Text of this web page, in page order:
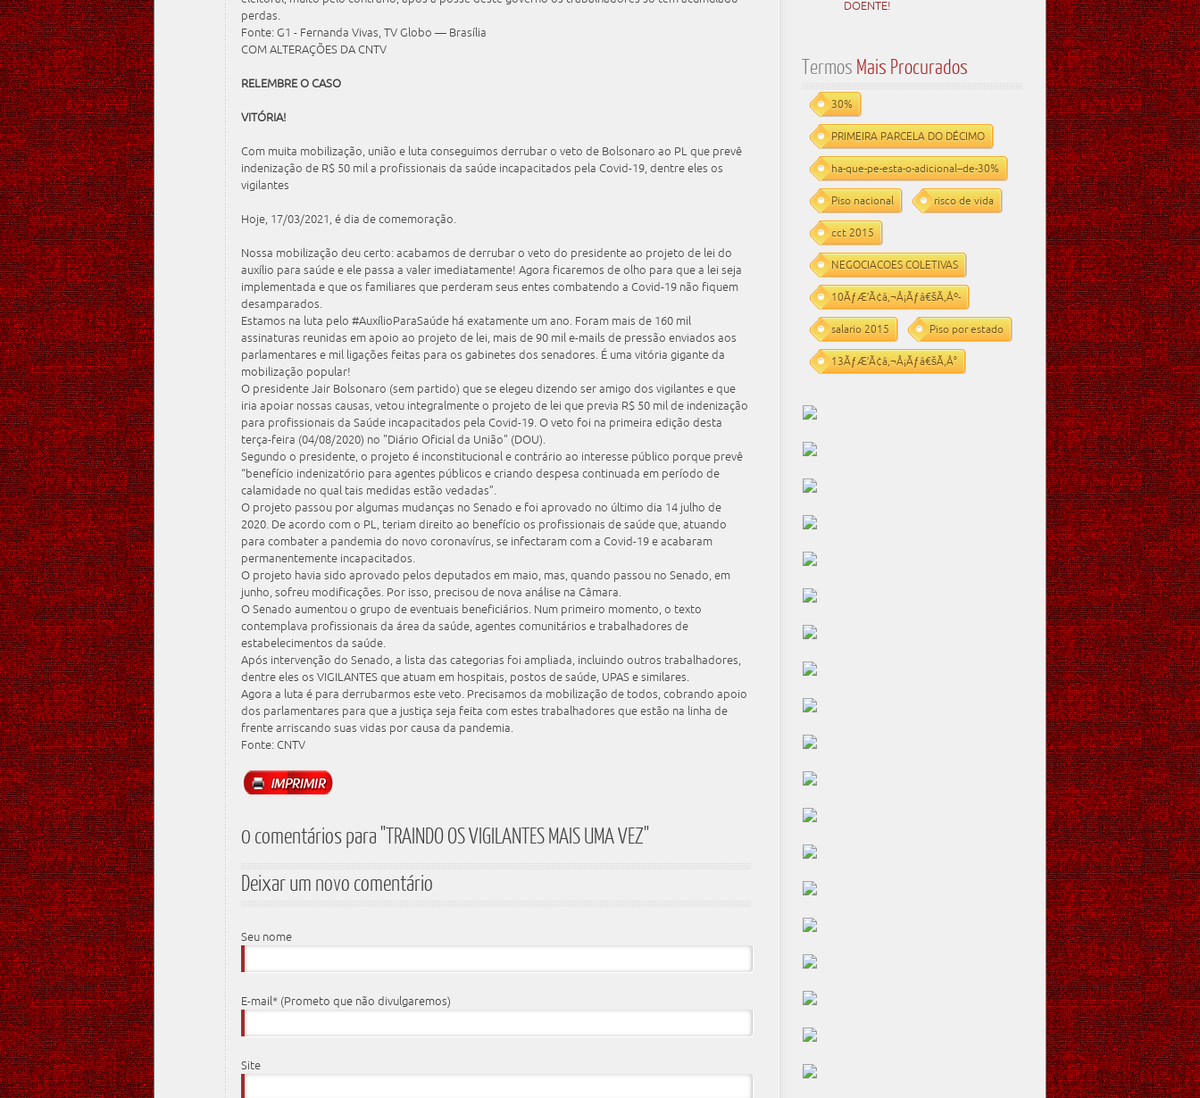
perdas.
Fonte: G1 - Fernanda Vivas, TV Globo — Brasília
COM ALTERAÇÕES DA CNTV
RELEMBRE O CASO
VITÓRIA!
Com muita mobilização, união e luta conseguimos derrubar o veto de Bolsonaro ao PL que prevê
indenização de R$ 50 mil a profissionais da saúde incapacitados pela Covid-19, dentre eles os
vigilantes
Hoje, 17/03/2021, é dia de comemoração.
Nossa mobilização deu certo: acabamos de derrubar o veto do presidente ao projeto de lei do
auxílio para saúde e ele passa a valer imediatamente! Agora ficaremos de olho para que a lei seja
implementada e que os familiares que perderam seus entes combatendo a Covid-19 não fiquem
desamparados.
Estamos na luta pelo #AuxílioParaSaúde há exatamente um ano. Foram mais de 160 mil
assinaturas reunidas em apoio ao projeto de lei, mais de 90 mil e-mails de pressão enviados aos
parlamentares e mil ligações feitas para os gabinetes dos senadores. É uma vitória gigante da
mobilização popular!
O presidente Jair Bolsonaro (sem partido) que se elegeu dizendo ser amigo dos vigilantes e que
iria apoiar nossas causas, vetou integralmente o projeto de lei que previa R$ 50 mil de indenização
para profissionais da Saúde incapacitados pela Covid-19. O veto foi na primeira edição desta
terça-feira (04/08/2020) no "Diário Oficial da União" (DOU).
Segundo o presidente, o projeto é inconstitucional e contrário ao interesse público porque prevê
“benefício indenizatório para agentes públicos e criando despesa continuada em período de
calamidade no qual tais medidas estão vedadas”.
O projeto passou por algumas mudanças no Senado e foi aprovado no último dia 14 julho de
2020. De acordo com o PL, teriam direito ao benefício os profissionais de saúde que, atuando
para combater a pandemia do novo coronavírus, se infectaram com a Covid-19 e acabaram
permanentemente incapacitados.
O projeto havia sido aprovado pelos deputados em maio, mas, quando passou no Senado, em
junho, sofreu modificações. Por isso, precisou de nova análise na Câmara.
O Senado aumentou o grupo de eventuais beneficiários. Num primeiro momento, o texto
contemplava profissionais da área da saúde, agentes comunitários e trabalhadores de
estabelecimentos da saúde.
Após intervenção do Senado, a lista das categorias foi ampliada, incluindo outros trabalhadores,
dentre eles os VIGILANTES que atuam em hospitais, postos de saúde, UPAS e similares.
Agora a luta é para derrubarmos este veto. Precisamos da mobilização de todos, cobrando apoio
dos parlamentares para que a justiça seja feita com estes trabalhadores que estão na linha de
frente arriscando suas vidas por causa da pandemia.
Fonte: CNTV
0 comentários para "TRAINDO OS VIGILANTES MAIS UMA VEZ"
Deixar um novo comentário
Seu nome
E-mail* (Prometo que não divulgaremos)
Site
DOENTE!
Termos Mais Procurados
30%
PRIMEIRA PARCELA DO DÉCIMO
ha-que-pe-esta-o-adicional--de-30%
Piso nacional risco de vida
cct 2015
NEGOCIACOES COLETIVAS
10ÃƒÆ’Ã¢â‚¬Å¡Ãƒâ€šÃ‚Âº-
salario 2015 Piso por estado
13ÃƒÆ’Ã¢â‚¬Å¡Ãƒâ€šÃ‚Â°